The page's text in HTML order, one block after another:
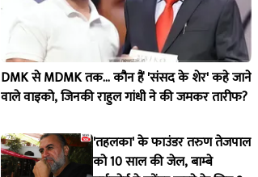
DMK से MDMK तक... कौन हैं 'संसद के शेर' कहे जाने
वाले वाइको, जिनकी राहुल गांधी ने की जमकर तारीफ?
'तहलका' के फाउंडर तरुण तेजपाल
को 10 साल की जेल, बाम्बे